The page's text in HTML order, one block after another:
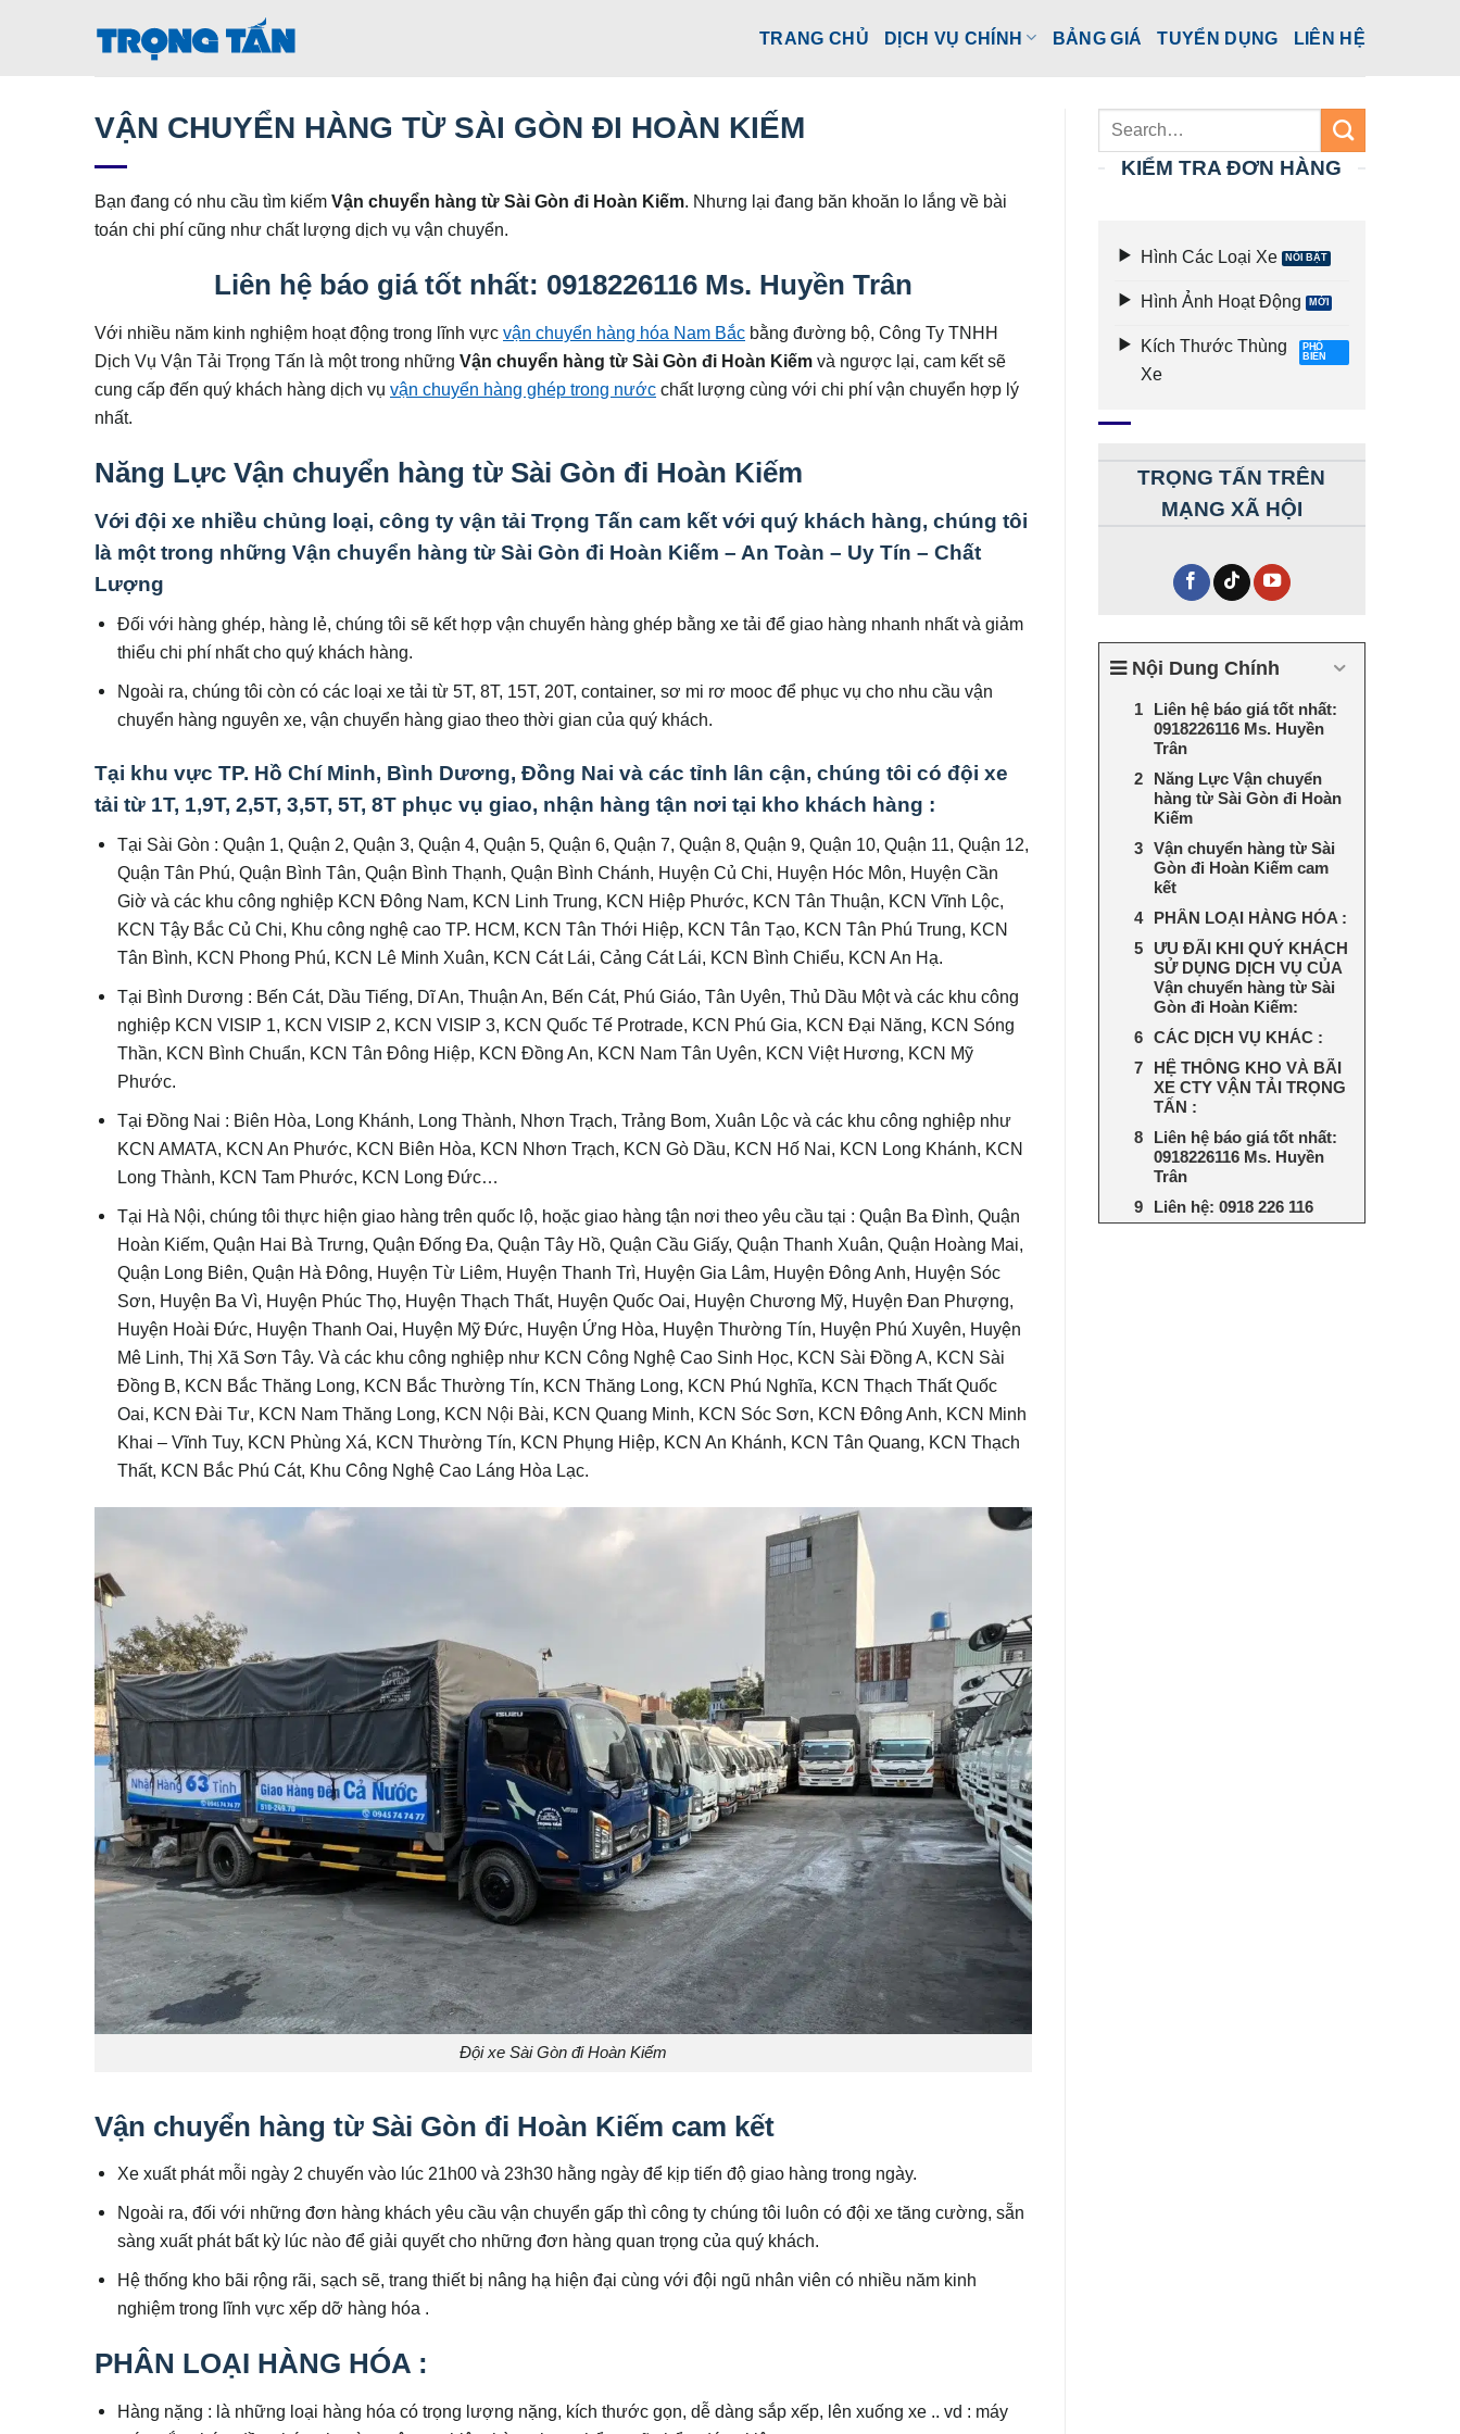
TRANG CHỦ DỊCH VỤ CHÍNH BẢNG GIÁ TUYỂN DỤNG LIÊN HỆ
VẬN CHUYỂN HÀNG TỪ SÀI GÒN ĐI HOÀN KIẾM
Bạn đang có nhu cầu tìm kiếm Vận chuyển hàng từ Sài Gòn đi Hoàn Kiếm. Nhưng lại đang băn khoăn lo lắng về bài
toán chi phí cũng như chất lượng dịch vụ vận chuyển.
Liên hệ báo giá tốt nhất: 0918226116 Ms. Huyền Trân
Với nhiều năm kinh nghiệm hoạt động trong lĩnh vực vận chuyển hàng hóa Nam Bắc bằng đường bộ, Công Ty TNHH
Dịch Vụ Vận Tải Trọng Tấn là một trong những Vận chuyển hàng từ Sài Gòn đi Hoàn Kiếm và ngược lại, cam kết sẽ
cung cấp đến quý khách hàng dịch vụ vận chuyển hàng ghép trong nước chất lượng cùng với chi phí vận chuyển hợp lý
nhất.
Năng Lực Vận chuyển hàng từ Sài Gòn đi Hoàn Kiếm
Với đội xe nhiều chủng loại, công ty vận tải Trọng Tấn cam kết với quý khách hàng, chúng tôi
là một trong những Vận chuyển hàng từ Sài Gòn đi Hoàn Kiếm – An Toàn – Uy Tín – Chất
Lượng
Đối với hàng ghép, hàng lẻ, chúng tôi sẽ kết hợp vận chuyển hàng ghép bằng xe tải để giao hàng nhanh nhất và giảm
thiểu chi phí nhất cho quý khách hàng.
Ngoài ra, chúng tôi còn có các loại xe tải từ 5T, 8T, 15T, 20T, container, sơ mi rơ mooc để phục vụ cho nhu cầu vận
chuyển hàng nguyên xe, vận chuyển hàng giao theo thời gian của quý khách.
Tại khu vực TP. Hồ Chí Minh, Bình Dương, Đồng Nai và các tỉnh lân cận, chúng tôi có đội xe
tải từ 1T, 1,9T, 2,5T, 3,5T, 5T, 8T phục vụ giao, nhận hàng tận nơi tại kho khách hàng :
Tại Sài Gòn : Quận 1, Quận 2, Quận 3, Quận 4, Quận 5, Quận 6, Quận 7, Quận 8, Quận 9, Quận 10, Quận 11, Quận 12,
Quận Tân Phú, Quận Bình Tân, Quận Bình Thạnh, Quận Bình Chánh, Huyện Củ Chi, Huyện Hóc Môn, Huyện Cần
Giờ và các khu công nghiệp KCN Đông Nam, KCN Linh Trung, KCN Hiệp Phước, KCN Tân Thuận, KCN Vĩnh Lộc,
KCN Tậy Bắc Củ Chi, Khu công nghệ cao TP. HCM, KCN Tân Thới Hiệp, KCN Tân Tạo, KCN Tân Phú Trung, KCN
Tân Bình, KCN Phong Phú, KCN Lê Minh Xuân, KCN Cát Lái, Cảng Cát Lái, KCN Bình Chiểu, KCN An Hạ.
Tại Bình Dương : Bến Cát, Dầu Tiếng, Dĩ An, Thuận An, Bến Cát, Phú Giáo, Tân Uyên, Thủ Dầu Một và các khu công
nghiệp KCN VISIP 1, KCN VISIP 2, KCN VISIP 3, KCN Quốc Tế Protrade, KCN Phú Gia, KCN Đại Năng, KCN Sóng
Thần, KCN Bình Chuẩn, KCN Tân Đông Hiệp, KCN Đồng An, KCN Nam Tân Uyên, KCN Việt Hương, KCN Mỹ
Phước.
Tại Đồng Nai : Biên Hòa, Long Khánh, Long Thành, Nhơn Trạch, Trảng Bom, Xuân Lộc và các khu công nghiệp như
KCN AMATA, KCN An Phước, KCN Biên Hòa, KCN Nhơn Trạch, KCN Gò Dầu, KCN Hố Nai, KCN Long Khánh, KCN
Long Thành, KCN Tam Phước, KCN Long Đức…
Tại Hà Nội, chúng tôi thực hiện giao hàng trên quốc lộ, hoặc giao hàng tận nơi theo yêu cầu tại : Quận Ba Đình, Quận
Hoàn Kiếm, Quận Hai Bà Trưng, Quận Đống Đa, Quận Tây Hồ, Quận Cầu Giấy, Quận Thanh Xuân, Quận Hoàng Mai,
Quận Long Biên, Quận Hà Đông, Huyện Từ Liêm, Huyện Thanh Trì, Huyện Gia Lâm, Huyện Đông Anh, Huyện Sóc
Sơn, Huyện Ba Vì, Huyện Phúc Thọ, Huyện Thạch Thất, Huyện Quốc Oai, Huyện Chương Mỹ, Huyện Đan Phượng,
Huyện Hoài Đức, Huyện Thanh Oai, Huyện Mỹ Đức, Huyện Ứng Hòa, Huyện Thường Tín, Huyện Phú Xuyên, Huyện
Mê Linh, Thị Xã Sơn Tây. Và các khu công nghiệp như KCN Công Nghệ Cao Sinh Học, KCN Sài Đồng A, KCN Sài
Đồng B, KCN Bắc Thăng Long, KCN Bắc Thường Tín, KCN Thăng Long, KCN Phú Nghĩa, KCN Thạch Thất Quốc
Oai, KCN Đài Tư, KCN Nam Thăng Long, KCN Nội Bài, KCN Quang Minh, KCN Sóc Sơn, KCN Đông Anh, KCN Minh
Khai – Vĩnh Tuy, KCN Phùng Xá, KCN Thường Tín, KCN Phụng Hiệp, KCN An Khánh, KCN Tân Quang, KCN Thạch
Thất, KCN Bắc Phú Cát, Khu Công Nghệ Cao Láng Hòa Lạc.
Đội xe Sài Gòn đi Hoàn Kiếm
Vận chuyển hàng từ Sài Gòn đi Hoàn Kiếm cam kết
Xe xuất phát mỗi ngày 2 chuyến vào lúc 21h00 và 23h30 hằng ngày để kịp tiến độ giao hàng trong ngày.
Ngoài ra, đối với những đơn hàng khách yêu cầu vận chuyển gấp thì công ty chúng tôi luôn có đội xe tăng cường, sẵn
sàng xuất phát bất kỳ lúc nào để giải quyết cho những đơn hàng quan trọng của quý khách.
Hệ thống kho bãi rộng rãi, sạch sẽ, trang thiết bị nâng hạ hiện đại cùng với đội ngũ nhân viên có nhiều năm kinh
nghiệm trong lĩnh vực xếp dỡ hàng hóa .
PHÂN LOẠI HÀNG HÓA :
Hàng nặng : là những loại hàng hóa có trọng lượng nặng, kích thước gọn, dễ dàng sắp xếp, lên xuống xe .. vd : máy
KIỂM TRA ĐƠN HÀNG
Hình Các Loại Xe
Hình Ảnh Hoạt Động
Kích Thước Thùng
Xe
TRỌNG TẤN TRÊN
MẠNG XÃ HỘI
Nội Dung Chính
Liên hệ báo giá tốt nhất:
0918226116 Ms. Huyền
Trân
Năng Lực Vận chuyển
hàng từ Sài Gòn đi Hoàn
Kiếm
Vận chuyển hàng từ Sài
Gòn đi Hoàn Kiếm cam
kết
PHÂN LOẠI HÀNG HÓA :
ƯU ĐÃI KHI QUÝ KHÁCH
SỬ DỤNG DỊCH VỤ CỦA
Vận chuyển hàng từ Sài
Gòn đi Hoàn Kiếm:
CÁC DỊCH VỤ KHÁC :
HỆ THỐNG KHO VÀ BÃI
XE CTY VẬN TẢI TRỌNG
TẤN :
Liên hệ báo giá tốt nhất:
0918226116 Ms. Huyền
Trân
Liên hệ: 0918 226 116